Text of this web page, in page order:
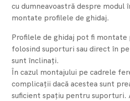
cu dumneavoastră despre modul
montate profilele de ghidaj.
Profilele de ghidaj pot fi
folosind suporturi sau direct în
sunt înclinați.
În cazul montajului pe cadrele
complicații dacă acestea sunt
suficient spațiu pentru suporturi.